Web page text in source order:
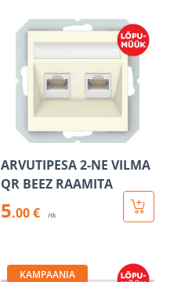
ARVUTIPESA 2-NE VILMA
QR BEEZ RAAMITA
5.00 € /tk
KAMPAANIA